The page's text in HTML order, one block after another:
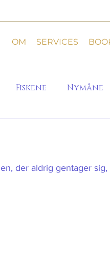
OM SERVICES
Fiskene Nymåne